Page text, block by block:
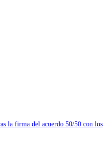
la firma del acuerdo 50/50 con los